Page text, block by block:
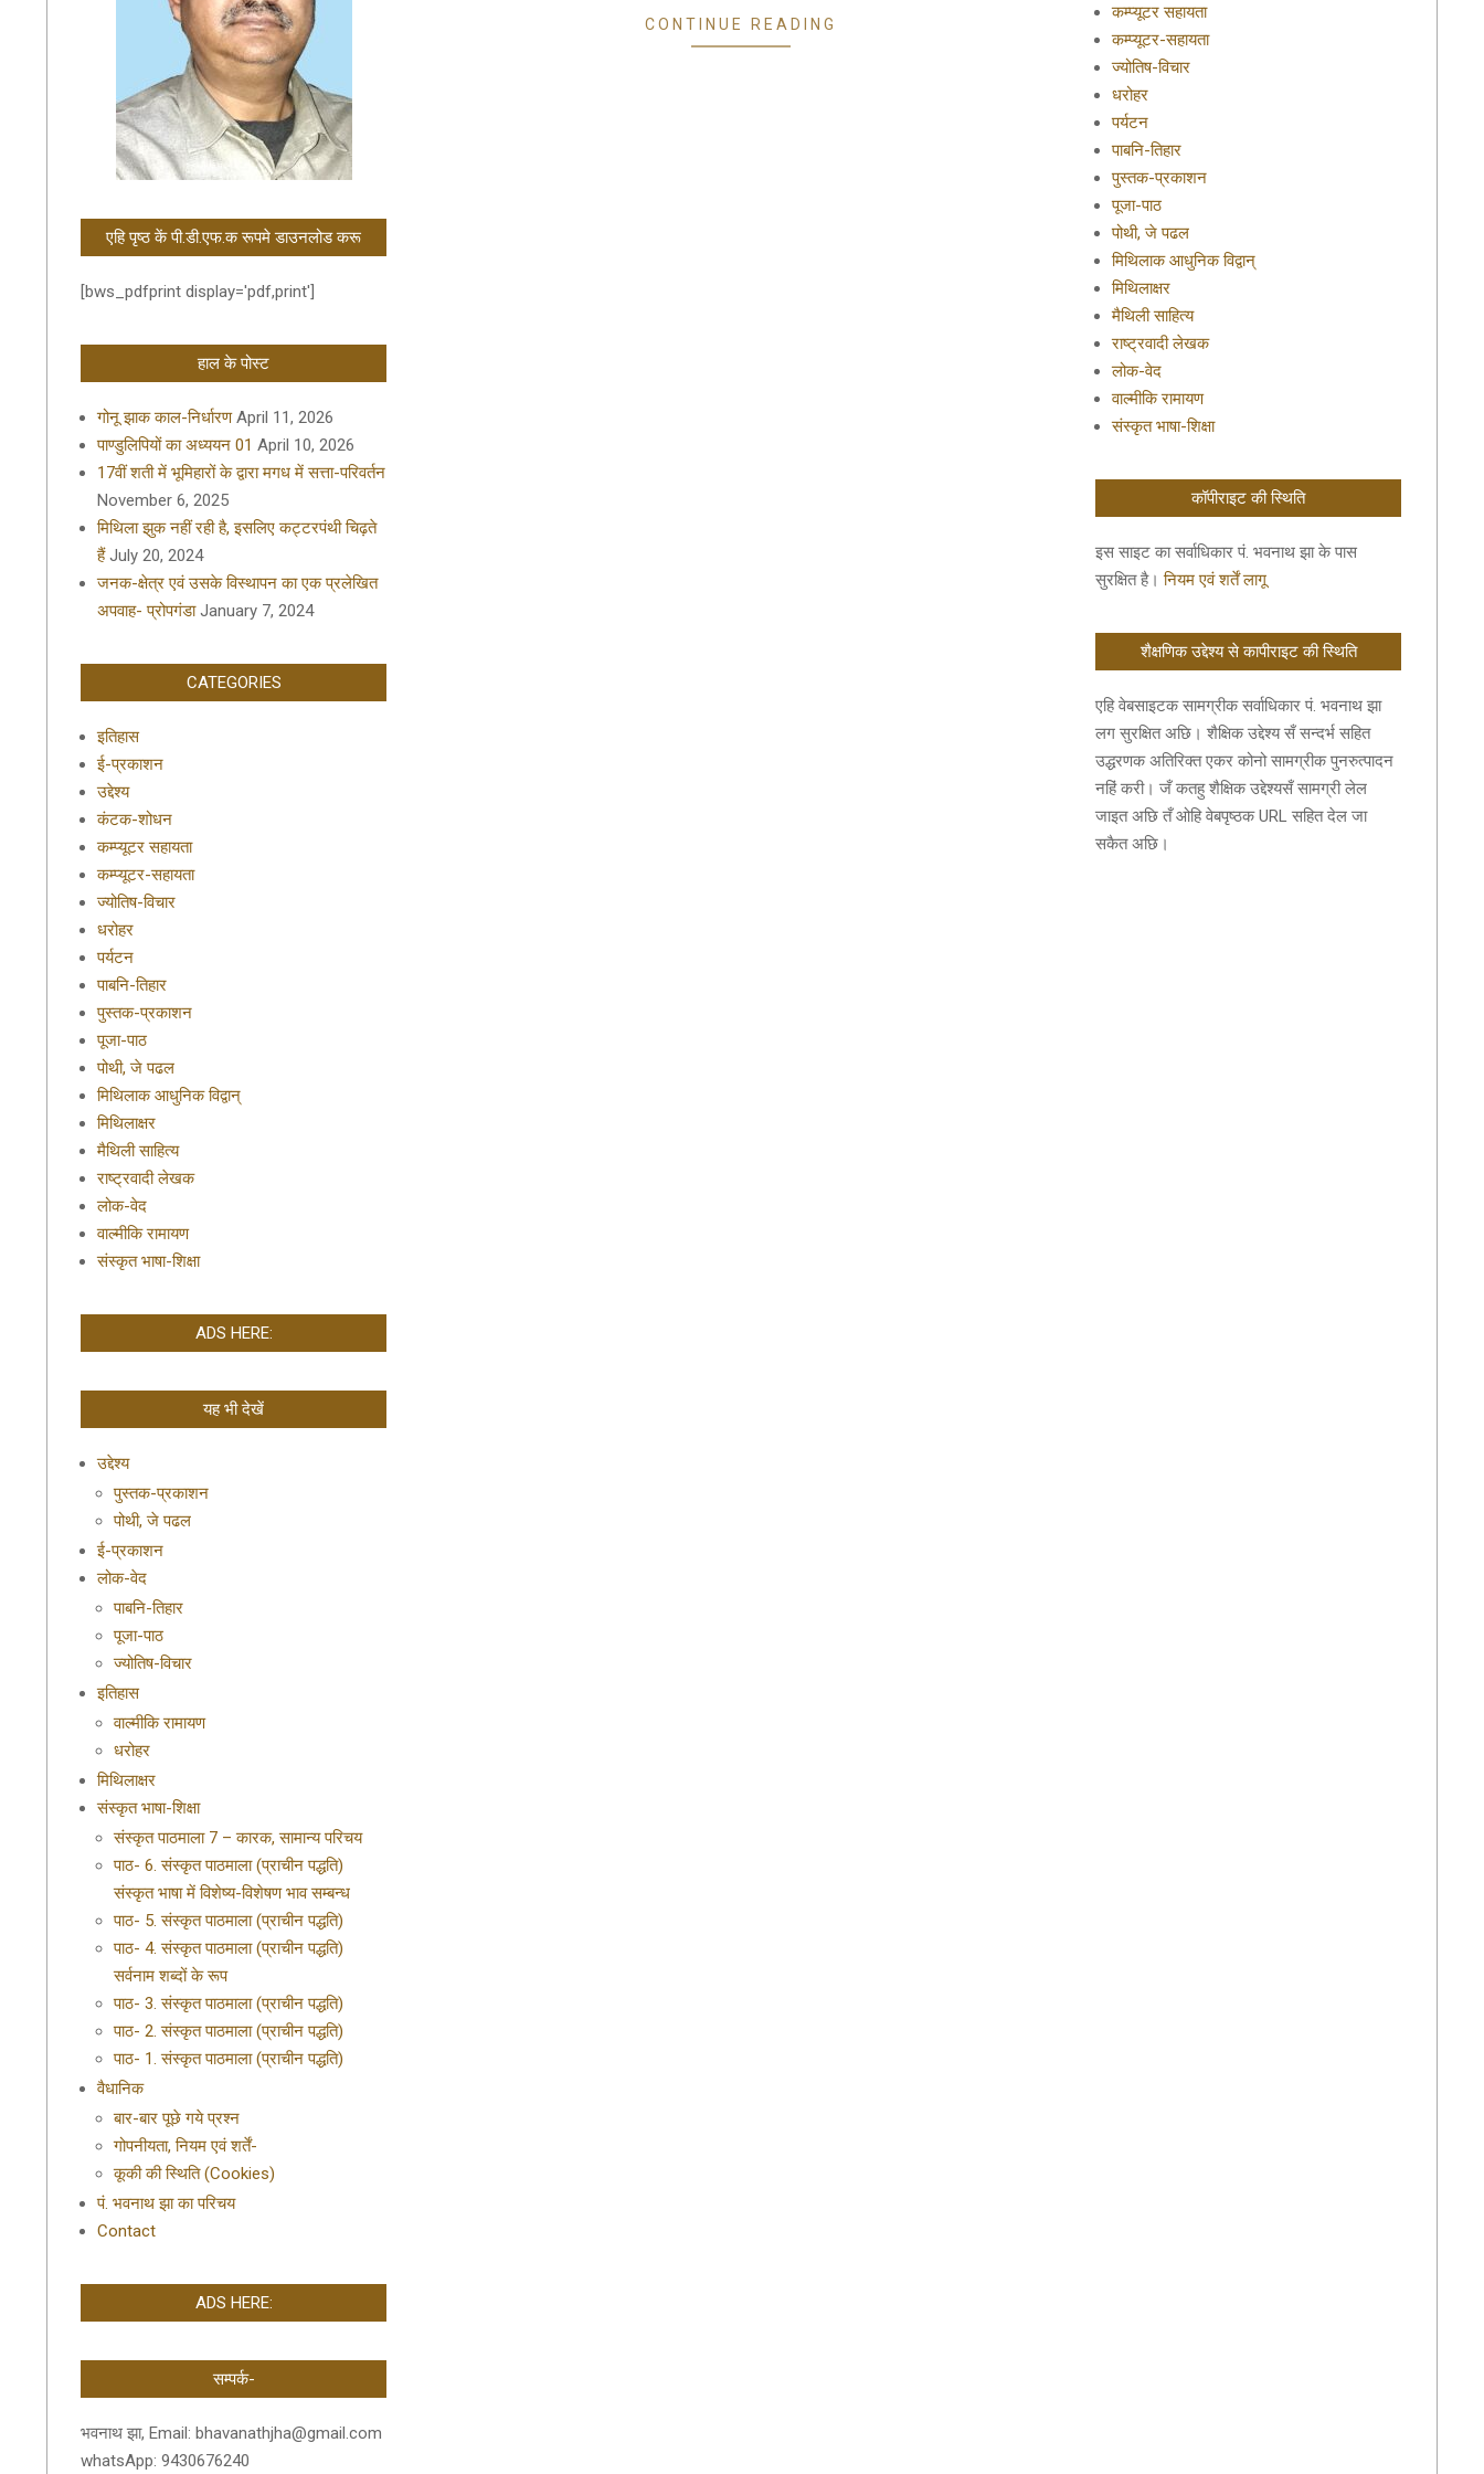
CONTINUE READING
एहि पृष्ठ कें पी.डी.एफ.क रूपमे डाउनलोड करू
[bws_pdfprint display='pdf,print']
हाल के पोस्ट
गोनू झाक काल-निर्धारण April 11, 2026
पाण्डुलिपियों का अध्ययन 01 April 10, 2026
17वीं शती में भूमिहारों के द्वारा मगध में सत्ता-परिवर्तन
November 6, 2025
मिथिला झुक नहीं रही है, इसलिए कट्टरपंथी चिढ़ते
हैं July 20, 2024
जनक-क्षेत्र एवं उसके विस्थापन का एक प्रलेखित
अपवाह- प्रोपगंडा January 7, 2024
CATEGORIES
इतिहास
ई-प्रकाशन
उद्देश्य
कंटक-शोधन
कम्प्यूटर सहायता
कम्प्यूटर-सहायता
ज्योतिष-विचार
धरोहर
पर्यटन
पाबनि-तिहार
पुस्तक-प्रकाशन
पूजा-पाठ
पोथी, जे पढल
मिथिलाक आधुनिक विद्वान्
मिथिलाक्षर
मैथिली साहित्य
राष्ट्रवादी लेखक
लोक-वेद
वाल्मीकि रामायण
संस्कृत भाषा-शिक्षा
ADS HERE:
यह भी देखें
उद्देश्य
पुस्तक-प्रकाशन
पोथी, जे पढल
ई-प्रकाशन
लोक-वेद
पाबनि-तिहार
पूजा-पाठ
ज्योतिष-विचार
इतिहास
वाल्मीकि रामायण
धरोहर
मिथिलाक्षर
संस्कृत भाषा-शिक्षा
संस्कृत पाठमाला 7 – कारक, सामान्य परिचय
पाठ- 6. संस्कृत पाठमाला (प्राचीन पद्धति)
संस्कृत भाषा में विशेष्य-विशेषण भाव सम्बन्ध
पाठ- 5. संस्कृत पाठमाला (प्राचीन पद्धति)
पाठ- 4. संस्कृत पाठमाला (प्राचीन पद्धति)
सर्वनाम शब्दों के रूप
पाठ- 3. संस्कृत पाठमाला (प्राचीन पद्धति)
पाठ- 2. संस्कृत पाठमाला (प्राचीन पद्धति)
पाठ- 1. संस्कृत पाठमाला (प्राचीन पद्धति)
वैधानिक
बार-बार पूछे गये प्रश्न
गोपनीयता, नियम एवं शर्तें-
कूकी की स्थिति (Cookies)
पं. भवनाथ झा का परिचय
Contact
ADS HERE:
सम्पर्क-
भवनाथ झा, Email: bhavanathjha@gmail.com
whatsApp: 9430676240
कम्प्यूटर सहायता
कम्प्यूटर-सहायता
ज्योतिष-विचार
धरोहर
पर्यटन
पाबनि-तिहार
पुस्तक-प्रकाशन
पूजा-पाठ
पोथी, जे पढल
मिथिलाक आधुनिक विद्वान्
मिथिलाक्षर
मैथिली साहित्य
राष्ट्रवादी लेखक
लोक-वेद
वाल्मीकि रामायण
संस्कृत भाषा-शिक्षा
कॉपीराइट की स्थिति
इस साइट का सर्वाधिकार पं. भवनाथ झा के पास
सुरक्षित है।नियम एवं शर्तें लागू
शैक्षणिक उद्देश्य से कापीराइट की स्थिति
एहि वेबसाइटक सामग्रीक सर्वाधिकार पं. भवनाथ झा
लग सुरक्षित अछि। शैक्षिक उद्देश्य सँ सन्दर्भ सहित
उद्धरणक अतिरिक्त एकर कोनो सामग्रीक पुनरुत्पादन
नहिं करी। जँ कतहु शैक्षिक उद्देश्यसँ सामग्री लेल
जाइत अछि तँ ओहि वेबपृष्ठक URL सहित देल जा
सकैत अछि।